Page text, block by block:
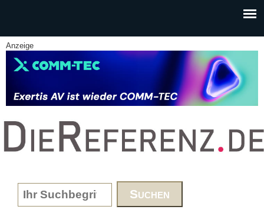
Anzeige
www.DieReferenz.de
Search form